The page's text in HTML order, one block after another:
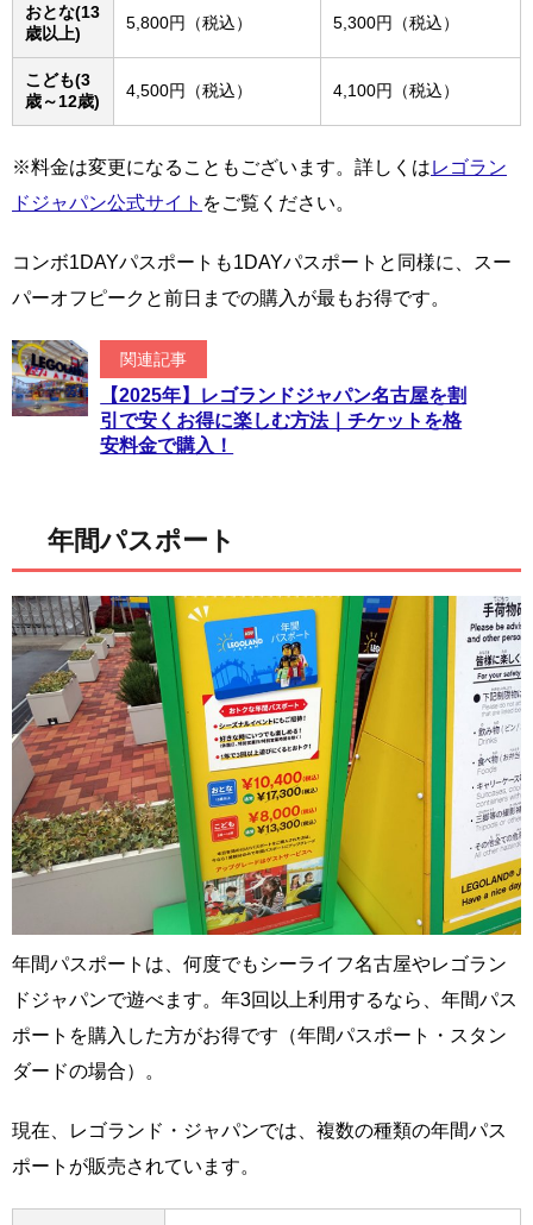
おとな(13
歳以上)
5,800円（税込） 5,300円（税込）
こども(3
歳～12歳)
4,500円（税込） 4,100円（税込）
※料金は変更になることもございます。詳しくはレゴラン
ドジャパン公式サイト をご覧ください。
コンボ1DAYパスポートも1DAYパスポートと同様に、スー
パーオフピークと前日までの購入が最もお得です。
関連記事
【2025年】レゴランドジャパン名古屋を割
引で安くお得に楽しむ方法｜チケットを格
安料金で購入！
年間パスポート
年間パスポートは、何度でもシーライフ名古屋やレゴラン
ドジャパンで遊べます。年3回以上利用するなら、年間パス
ポートを購入した方がお得です（年間パスポート・スタン
ダードの場合）。
現在、レゴランド・ジャパンでは、複数の種類の年間パス
ポートが販売されています。